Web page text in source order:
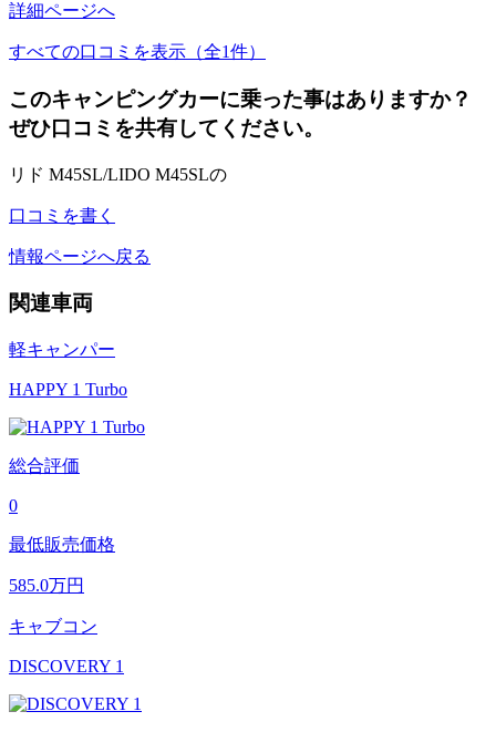
詳細ページへ
すべての口コミを表示（全1件）
このキャンピングカーに乗った事はありますか？
ぜひ口コミを共有してください。
リド M45SL/LIDO M45SLの
口コミを書く
情報ページへ戻る
関連車両
軽キャンパー
HAPPY 1 Turbo
総合評価
0
最低販売価格
585.0万円
キャブコン
DISCOVERY 1